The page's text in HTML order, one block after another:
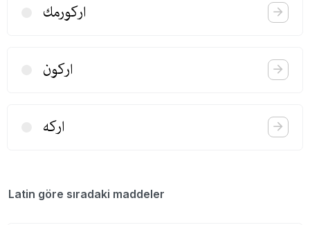
اركورمك
اركون
اركه
Latin göre sıradaki maddeler